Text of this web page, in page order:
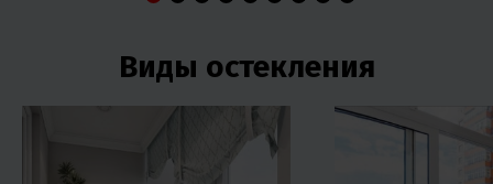
Виды остекления